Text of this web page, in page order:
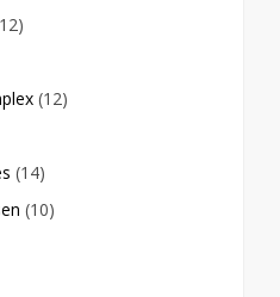
(12)
(14)
(10)